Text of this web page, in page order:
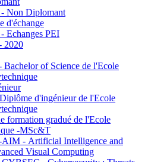
Non Diplomant
d'échange
Echanges PEI
2020
Bachelor of Science de l'Ecole
d'ingénieur de l'Ecole
formation gradué de l'Ecole
-MSc&T
- Artificial Intelligence and
Visual Computing